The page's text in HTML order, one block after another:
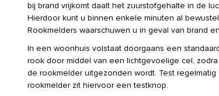
bij brand vrijkomt daalt het zuurstofgehalte in de
Hierdoor kunt u binnen enkele minuten al
Rookmelders waarschuwen u in geval van brand
In een woonhuis volstaat doorgaans een
rook door middel van een lichtgevoelige cel,
de rookmelder uitgezonden wordt. Test
rookmelder zit hiervoor een testknop.